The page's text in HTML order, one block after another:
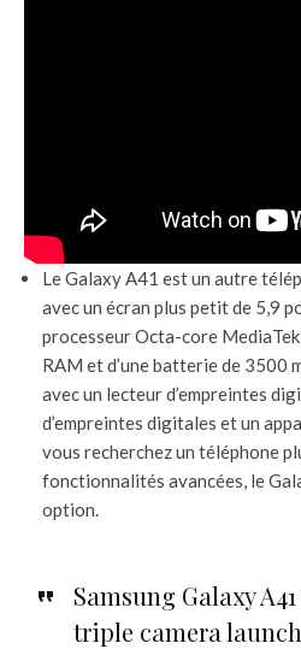
Le Galaxy A41 est un autre
avec un écran plus petit de 5,9
processeur Octa-core
RAM et d’une batterie de 3500
avec un lecteur d’empreintes
d’empreintes digitales et un
vous recherchez un téléphone
fonctionnalités avancées, le
option.
Samsung Galaxy
triple camera